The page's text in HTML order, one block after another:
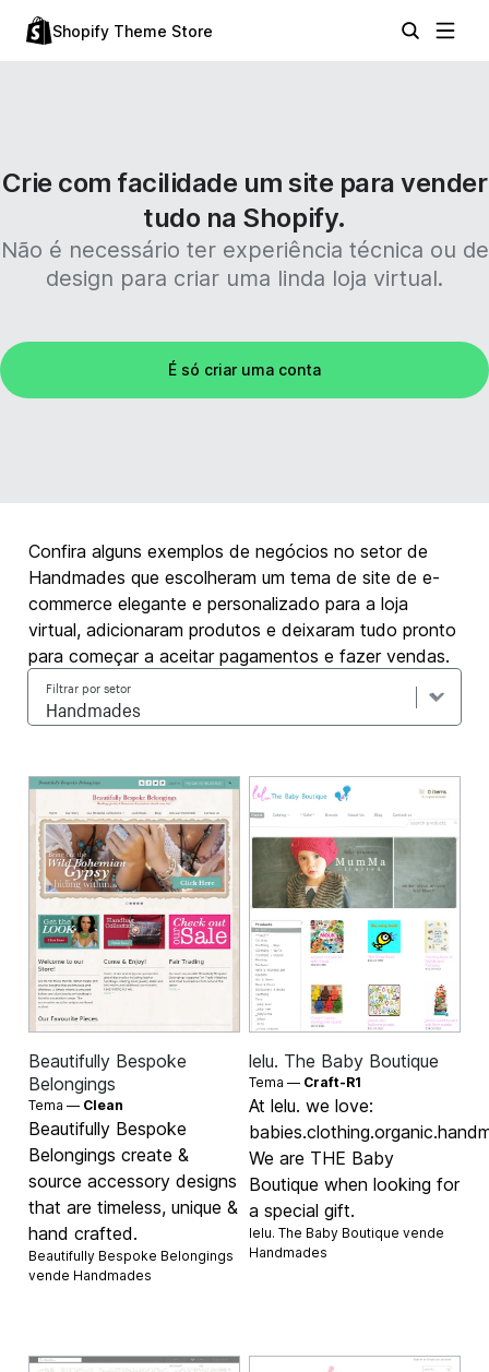
Shopify Theme Store
Crie com facilidade um site para vender
tudo na Shopify.
Não é necessário ter experiência técnica ou de
design para criar uma linda loja virtual.
É só criar uma conta
Confira alguns exemplos de negócios no setor de
Handmades que escolheram um tema de site de e-
commerce elegante e personalizado para a loja
virtual, adicionaram produtos e deixaram tudo pronto
para começar a aceitar pagamentos e fazer vendas.
Filtrar por setor
Beautifully Bespoke
Belongings
Tema — Clean
Beautifully Bespoke
Belongings create &
source accessory designs
that are timeless, unique &
hand crafted.
Beautifully Bespoke Belongings
vende Handmades
lelu. The Baby Boutique
Tema — Craft-R1
At lelu. we love:
We are THE Baby
Boutique when looking for
a special gift.
lelu. The Baby Boutique vende
Handmades